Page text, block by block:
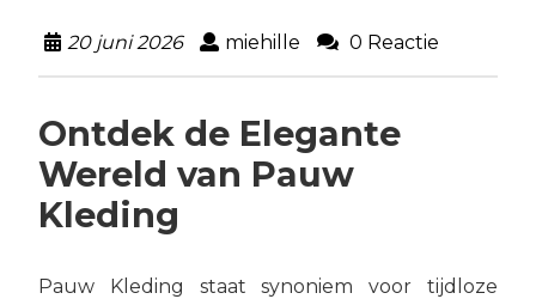
20 juni 2026 miehille 0 Reactie
Ontdek de Elegante
Wereld van Pauw
Kleding
Pauw Kleding staat synoniem voor tijdloze